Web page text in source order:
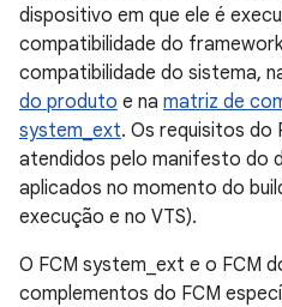
dispositivo em que ele é
compatibilidade do
compatibilidade do sistema,
do produto e na matriz de
system_ext. Os requisitos do
atendidos pelo manifesto do
aplicados no momento do
execução e no VTS).
O FCM system_ext e o FCM
complementos do FCM